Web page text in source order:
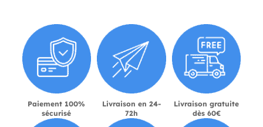
Paiement 100%
sécurisé
Livraison en 24-
72h
Livraison gratuite
dès 60€